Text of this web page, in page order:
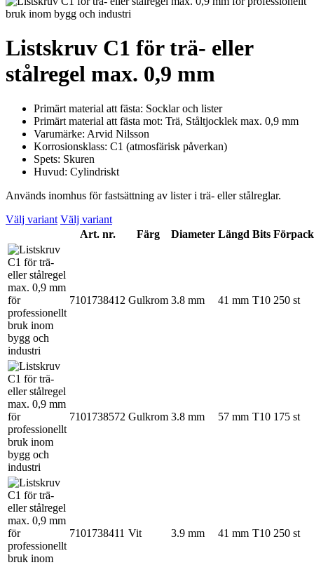
Listskruv C1 för trä- eller
stålregel max. 0,9 mm
Primärt material att fästa: Socklar och lister
Primärt material att fästa mot: Trä, Ståltjocklek max. 0,9 mm
Varumärke: Arvid Nilsson
Korrosionsklass: C1 (atmosfärisk påverkan)
Spets: Skuren
Huvud: Cylindriskt
Används inomhus för fastsättning av lister i trä- eller stålreglar.
Välj variant Välj variant
Art. nr.
Färg Diameter Längd Bits
7101738412 Gulkrom 3.8 mm 41 mm T10 250 st
7101738572 Gulkrom 3.8 mm 57 mm T10 175 st
7101738411 Vit 3.9 mm 41 mm T10 250 st